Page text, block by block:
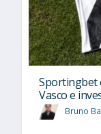
Sportingbet
Vasco e
Bruno